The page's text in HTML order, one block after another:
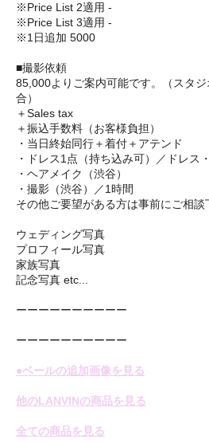
※Price List 2適用 -
※Price List 3適用 -
※1日追加 5000
■撮影依頼
85,000よりご案内可能です。（スタ
合）
＋Sales tax
＋振込手数料（お客様負担）
・当日終始同行＋着付＋アテンド
・ドレス1点（持ち込み可）／ドレス
・ヘアメイク（渋谷）
・撮影（渋谷）／1時間
その他ご要望がある方は事前にご相談
ウェディング写真
プロフィール写真
家族写真
記念写真 etc...
ーーーーーーーーーー
ーーーーーーーーーー
●ベールの追加画像を見る
他のLANVINの商品を見る
全ての商品を見る